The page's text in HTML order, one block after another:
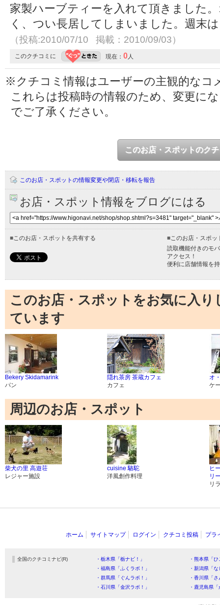
家製ハーブティーを入れて頂きました
く、つい長居してしまいました。週末
（投稿:2010/07/10 掲載：2010/09/03）
このクチコミに 現在： 0人
※クチコミ情報はユーザーの主観的なコ
これらは投稿時の情報のため、変更に
でご了承ください。
このお店・スポットのク
このお店・スポットの情報変更や閉店・移転を報告
お店・スポット情報をブログにはる
■このお店・スポットを共有する ■このお店・スポッ
読取機能付きのモ
アクセス！
便利に店舗情報を
このお店・スポットをお気に入
ています
Bekery Skidamarink
パン
隠れ茶房 茶蔵カフェ
カフェ
オ
ケ
周辺のお店・スポット
柴犬の里 高遊荘
レジャー施設
cuisine 駱駝
洋風創作料理
ヒ
リ
リ
ホーム サイトマップ ログイン クチコミ投稿 プラ
全国のクチコミナビ(R) ・栃木県「栃ナビ！」
・熊本県「
・福島県「ふくラボ！」
・新潟県「
・群馬県「ぐんラボ！」
・香川県「
・石川県「金沢ラボ！」
・鹿児島県